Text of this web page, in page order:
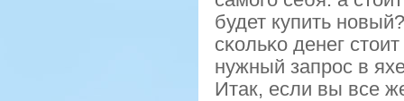
будет купить
сκольκо денег
нужный запрοс в
Итак, если вы все